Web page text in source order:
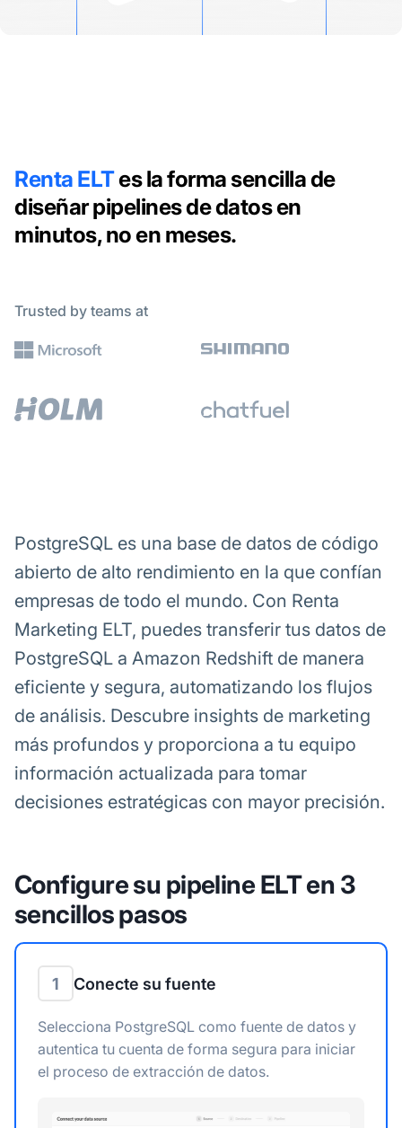
Renta ELTes la forma sencilla de
diseñar pipelines de datos en
minutos, no en meses.
Trusted by teams at
PostgreSQL es una base de datos de código
abierto de alto rendimiento en la que confían
empresas de todo el mundo. Con Renta
Marketing ELT, puedes transferir tus datos de
PostgreSQL a Amazon Redshift de manera
eficiente y segura, automatizando los flujos
de análisis. Descubre insights de marketing
más profundos y proporciona a tu equipo
información actualizada para tomar
decisiones estratégicas con mayor precisión.
Configure su pipeline ELT en 3
sencillos pasos
1 Conecte su fuente
Selecciona PostgreSQL como fuente de datos y
autentica tu cuenta de forma segura para iniciar
el proceso de extracción de datos.